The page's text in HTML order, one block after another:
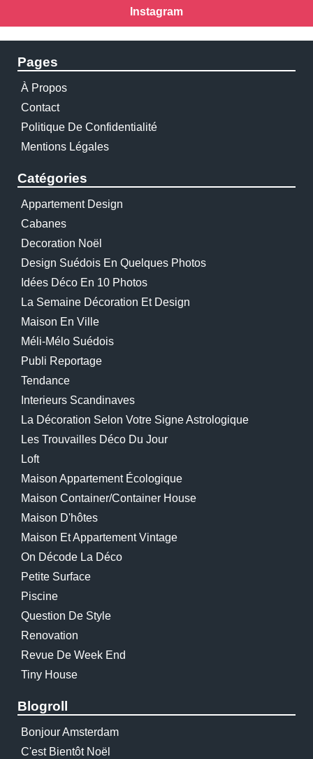
Instagram
Pages
À Propos
Contact
Politique De Confidentialité
Mentions Légales
Catégories
Appartement Design
Cabanes
Decoration Noël
Design Suédois En Quelques Photos
Idées Déco En 10 Photos
La Semaine Décoration Et Design
Maison En Ville
Méli-Mélo Suédois
Publi Reportage
Tendance
Interieurs Scandinaves
La Décoration Selon Votre Signe Astrologique
Les Trouvailles Déco Du Jour
Loft
Maison Appartement Écologique
Maison Container/container House
Maison D'hôtes
Maison Et Appartement Vintage
On Décode La Déco
Petite Surface
Piscine
Question De Style
Renovation
Revue De Week End
Tiny House
Blogroll
Bonjour Amsterdam
C'est Bientôt Noël